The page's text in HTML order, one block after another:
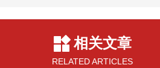
相关文章
RELATED ARTICLES